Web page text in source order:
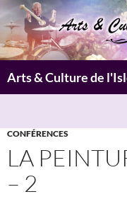
Aller
au
contenu
Arts & Culture de
CONFÉRENCES
LA
– 2